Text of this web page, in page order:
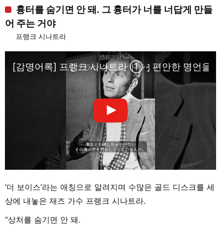
흉터를 숨기면 안 돼. 그 흉터가 너를 너답게 만들
어 주는 거야
프랭크 시나트라
[감명어록] 프랭크 시나트라 ① - 편안한 명언을
‘더 보이스’라는 애칭으로 알려지며 수많은 골드 디스크를 세
상에 내놓은 재즈 가수 프랭크 시나트라.
“상처를 숨기면 안 돼.